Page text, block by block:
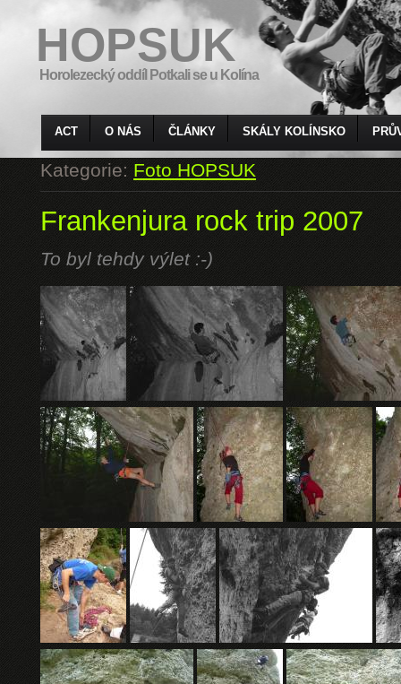
HOPSUK
Horolezecký oddíl Potkali se u Kolína
ACT O NÁS ČLÁNKY SKÁLY KOLÍNSKO
Kategorie:Foto HOPSUK
Frankenjura rock trip 2007
To byl tehdy výlet :-)